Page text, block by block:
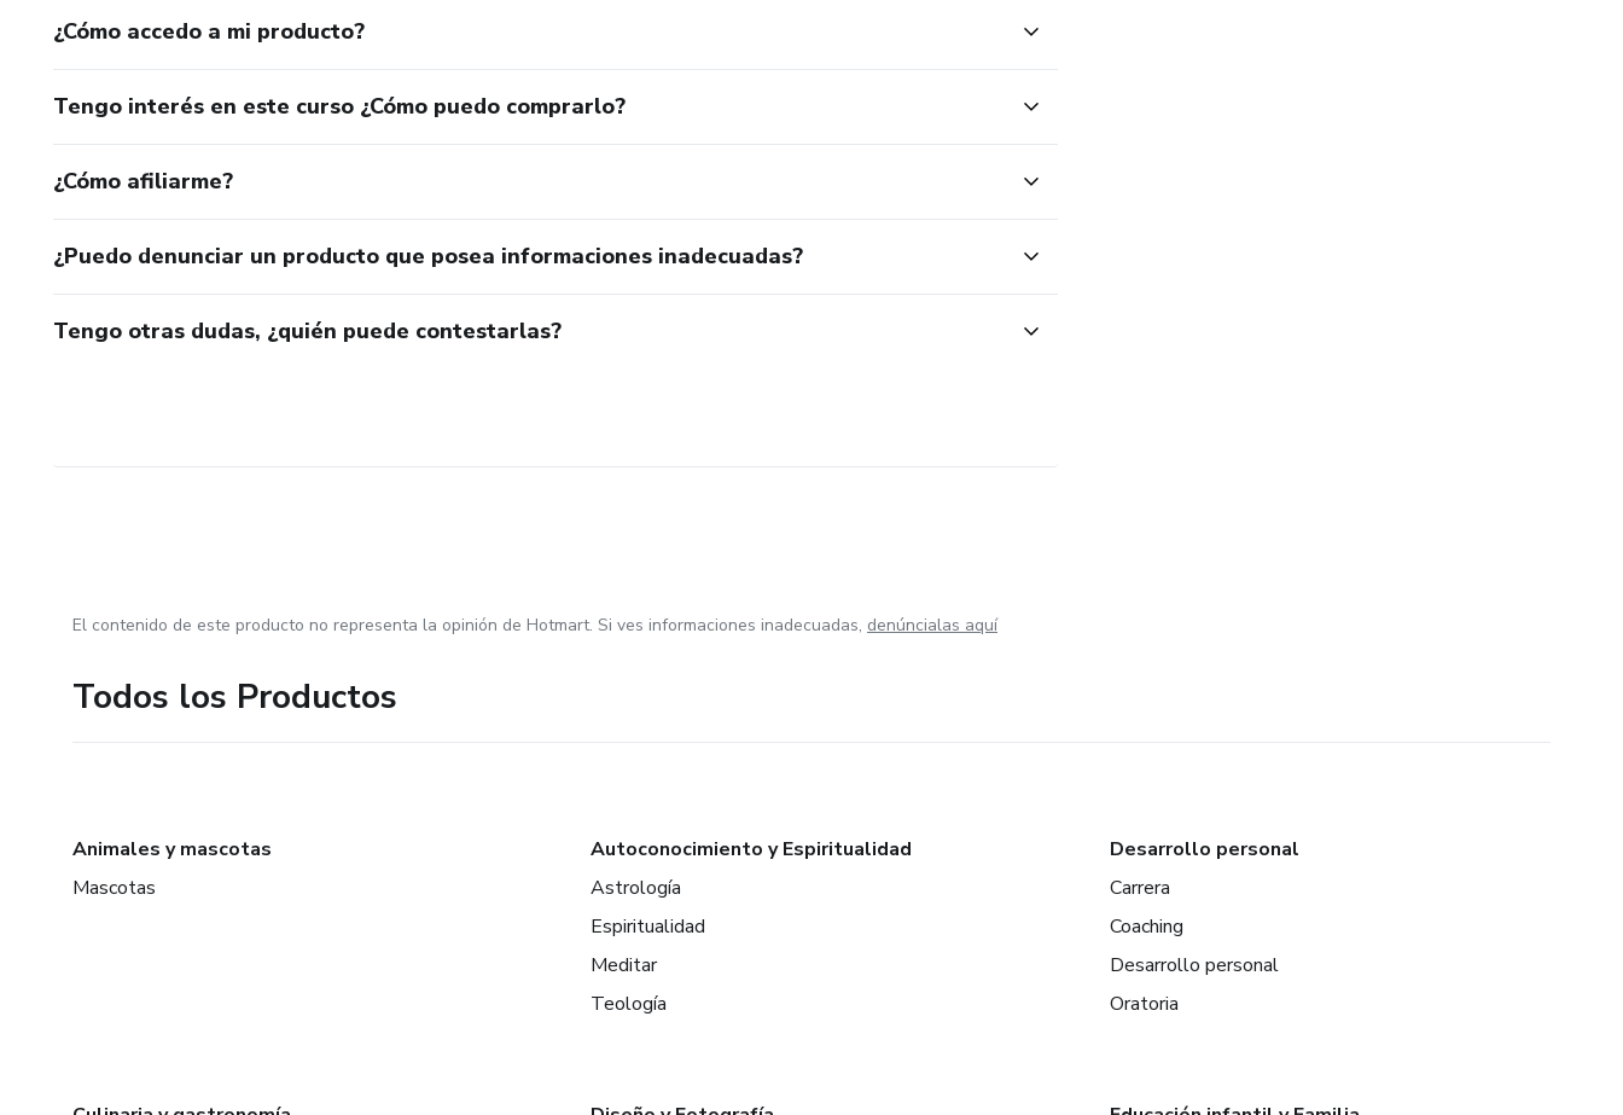
¿Cómo accedo a mi producto?
Tengo interés en este curso ¿Cómo puedo comprarlo?
¿Cómo afiliarme?
¿Puedo denunciar un producto que posea informaciones inadecuadas?
Tengo otras dudas, ¿quién puede contestarlas?
El contenido de este producto no representa la opinión de Hotmart. Si ves informaciones inadecuadas, denúncialas aquí
Todos los Productos
Animales y mascotas
Mascotas
Autoconocimiento y Espiritualidad
Astrología
Espiritualidad
Meditar
Teología
Desarrollo personal
Carrera
Coaching
Desarrollo personal
Oratoria